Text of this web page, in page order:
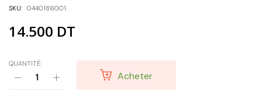
SKU: 0440186001
14.500 DT
QUANTITÉ:
Acheter